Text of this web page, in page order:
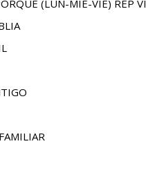
(LUN-MIE-VIE) REP